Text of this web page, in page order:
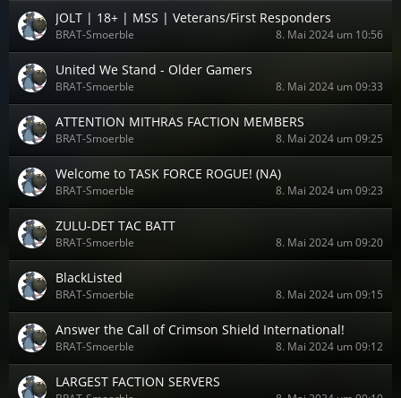
JOLT | 18+ | MSS | Veterans/First Responders
BRAT-Smoerble 8. Mai 2024 um 10:56
United We Stand - Older Gamers
BRAT-Smoerble 8. Mai 2024 um 09:33
ATTENTION MITHRAS FACTION MEMBERS
BRAT-Smoerble 8. Mai 2024 um 09:25
Welcome to TASK FORCE ROGUE! (NA)
BRAT-Smoerble 8. Mai 2024 um 09:23
ZULU-DET TAC BATT
BRAT-Smoerble 8. Mai 2024 um 09:20
BlackListed
BRAT-Smoerble 8. Mai 2024 um 09:15
Answer the Call of Crimson Shield International!
BRAT-Smoerble 8. Mai 2024 um 09:12
LARGEST FACTION SERVERS